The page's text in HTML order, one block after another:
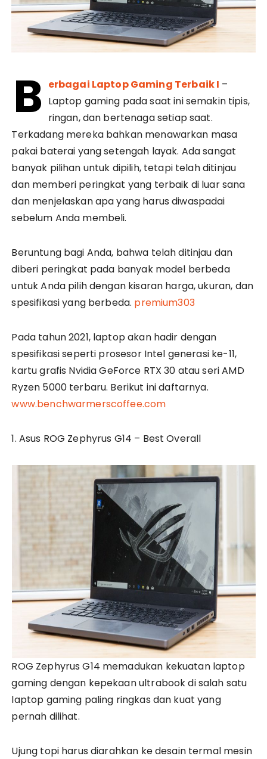
B erbagai Laptop Gaming Terbaik I –
Laptop gaming pada saat ini semakin tipis,
ringan, dan bertenaga setiap saat.
Terkadang mereka bahkan menawarkan masa
pakai baterai yang setengah layak. Ada sangat
banyak pilihan untuk dipilih, tetapi telah ditinjau
dan memberi peringkat yang terbaik di luar sana
dan menjelaskan apa yang harus diwaspadai
sebelum Anda membeli.
Beruntung bagi Anda, bahwa telah ditinjau dan
diberi peringkat pada banyak model berbeda
untuk Anda pilih dengan kisaran harga, ukuran, dan
spesifikasi yang berbeda. premium303
Pada tahun 2021, laptop akan hadir dengan
spesifikasi seperti prosesor Intel generasi ke-11,
kartu grafis Nvidia GeForce RTX 30 atau seri AMD
Ryzen 5000 terbaru. Berikut ini daftarnya.
www.benchwarmerscoffee.com
1. Asus ROG Zephyrus G14 – Best Overall
ROG Zephyrus G14 memadukan kekuatan laptop
gaming dengan kepekaan ultrabook di salah satu
laptop gaming paling ringkas dan kuat yang
pernah dilihat.
Ujung topi harus diarahkan ke desain termal mesin